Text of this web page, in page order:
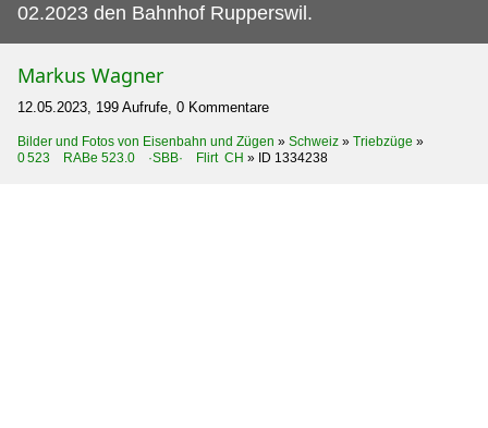
02.2023 den Bahnhof Rupperswil.
Markus Wagner
12.05.2023, 199 Aufrufe, 0 Kommentare
Bilder und Fotos von Eisenbahn und Zügen » Schweiz » Triebzüge »
0 523 RABe 523.0 ·SBB· Flirt CH » ID 1334238